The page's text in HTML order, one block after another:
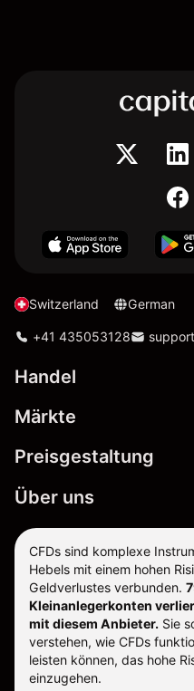
Switzerland German
+41 435053128
Handel
Märkte
Preisgestaltung
Über uns
CFDs sind komplexe
Hebels mit einem hohen
Geldverlustes verbunden.
Kleinanlegerkonten
mit diesem Anbieter. Sie
verstehen, wie CFDs
leisten können, das hohe
einzugehen.